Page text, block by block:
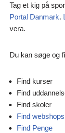
Tag et kig på
Portal Danmark.
vera.
Du kan søge og
Find kurser
Find
Find skoler
Find webshops
Find Penge